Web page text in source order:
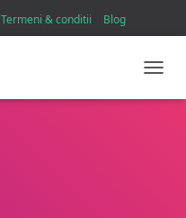
Termeni & conditii Blog